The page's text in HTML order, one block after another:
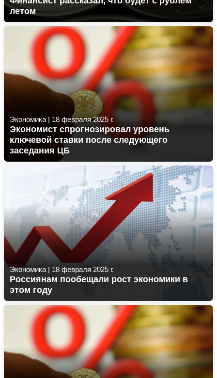
летом
Экономика | 18 февраля 2025 г.
Экономист спрогнозировал уровень
ключевой ставки после следующего
заседания ЦБ
Экономика | 18 февраля 2025 г.
Россиянам пообещали рост экономики в
этом году